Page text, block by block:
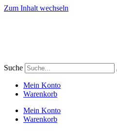
Zum Inhalt wechseln
Suche
Mein Konto
Warenkorb
Mein Konto
Warenkorb